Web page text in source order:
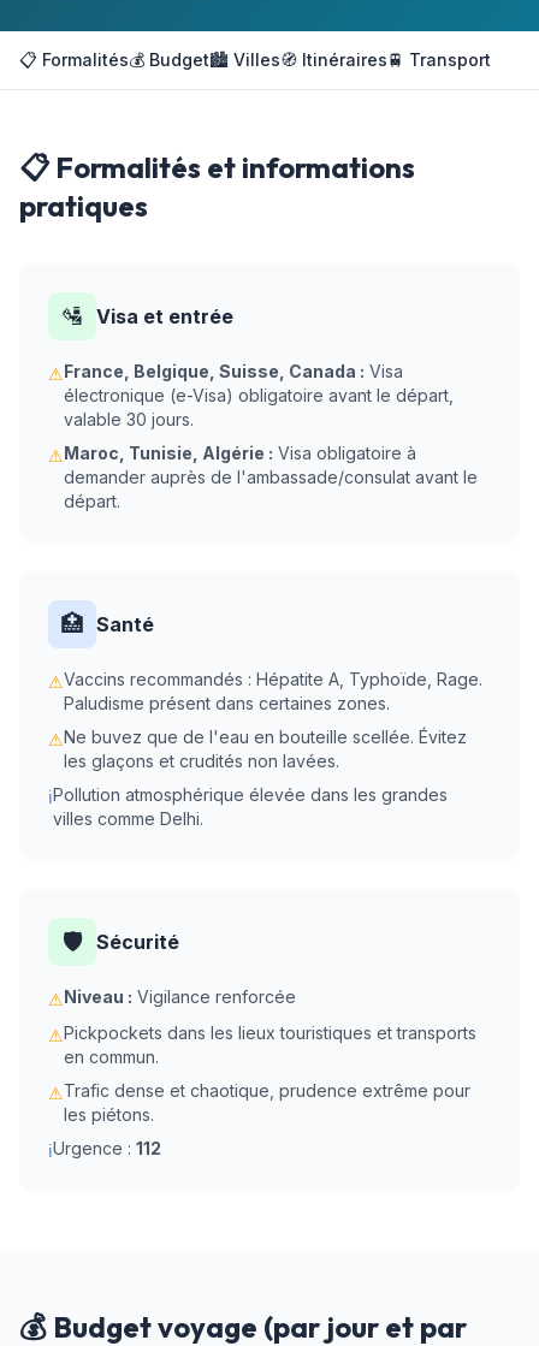
📋 Formalités💰 Budget🏙️ Villes🧭 Itinéraires🚆 Transport
📋 Formalités et informations
pratiques
🛂 Visa et entrée
⚠France, Belgique, Suisse, Canada : Visa
électronique (e-Visa) obligatoire avant le départ,
valable 30 jours.
⚠Maroc, Tunisie, Algérie : Visa obligatoire à
demander auprès de l'ambassade/consulat avant le
départ.
🏥 Santé
⚠Vaccins recommandés : Hépatite A, Typhoïde, Rage.
Paludisme présent dans certaines zones.
⚠Ne buvez que de l'eau en bouteille scellée. Évitez
les glaçons et crudités non lavées.
ℹPollution atmosphérique élevée dans les grandes
villes comme Delhi.
🛡️ Sécurité
⚠Niveau : Vigilance renforcée
⚠Pickpockets dans les lieux touristiques et transports
en commun.
⚠Trafic dense et chaotique, prudence extrême pour
les piétons.
ℹUrgence : 112
💰 Budget voyage (par jour et par